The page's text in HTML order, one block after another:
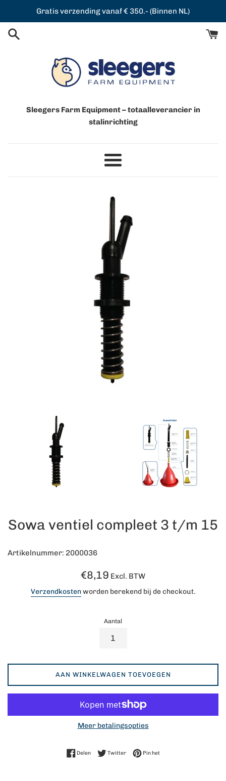
de
content
Gratis verzending vanaf € 350.- (Binnen NL)
Sleegers Farm Equipment – totaalleverancier in
stalinrichting
Menu
Sowa ventiel compleet 3 t/m 15
Artikelnummer: 2000036
Normale
€8,19 Excl. BTW
Verzendkostenworden berekend bij de checkout.
Aantal
AAN WINKELWAGEN TOEVOEGEN
Meer betalingsopties
DelenDelen op Facebook
TwitterTwitteren op Twitter
Pin hetPinnen op Pinterest